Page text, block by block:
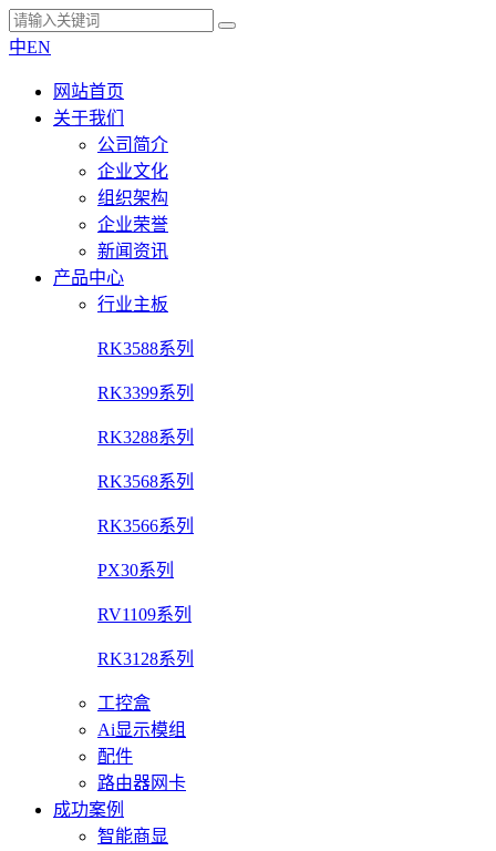
中EN
网站首页
关于我们
公司简介
企业文化
组织架构
企业荣誉
新闻资讯
产品中心
行业主板
RK3588系列
RK3399系列
RK3288系列
RK3568系列
RK3566系列
PX30系列
RV1109系列
RK3128系列
工控盒
Ai显示模组
配件
路由器网卡
成功案例
智能商显